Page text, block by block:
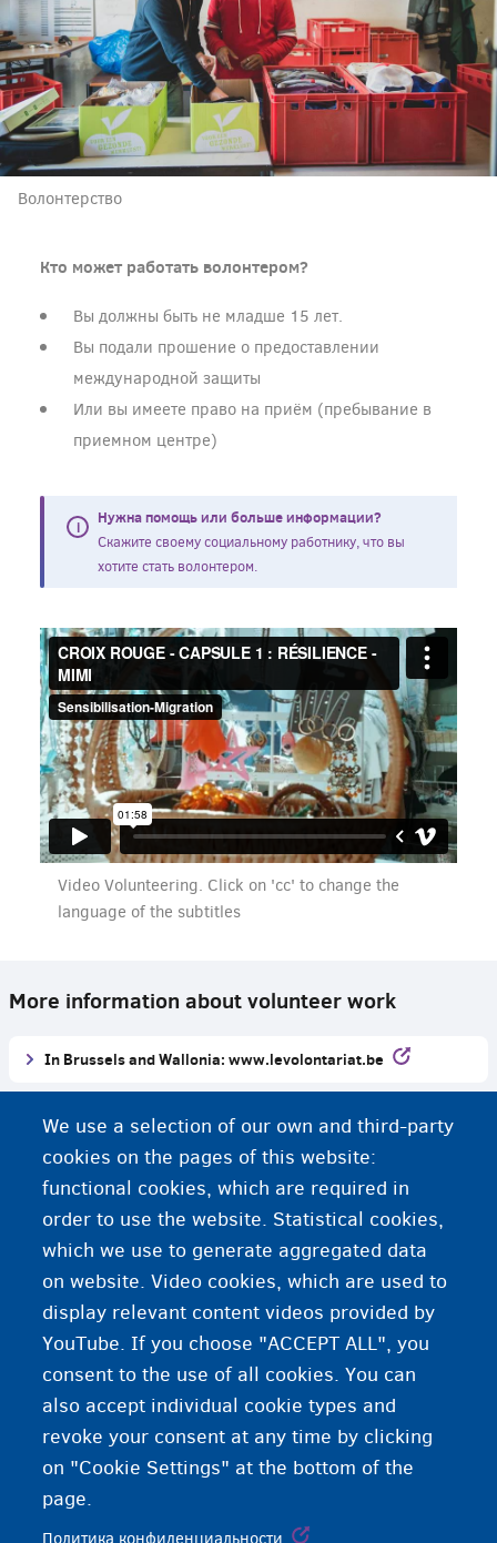
Волонтерство
Кто может работать волонтером?
Вы должны быть не младше 15 лет.
Вы подали прошение о предоставлении
международной защиты
Или вы имеете право на приём (пребывание в
приемном центре)
Нужна помощь или больше информации?
Скажите своему социальному работнику, что вы
хотите стать волонтером.
Video Volunteering. Click on 'cc' to change the
language of the subtitles
More information about volunteer work
In Brussels and Wallonia: www.levolontariat.be
In Flanders: www.refuinterim.be
Дополнительная информация
Зарабатывать деньги
We use a selection of our own and third-party
cookies on the pages of this website:
functional cookies, which are required in
order to use the website. Statistical cookies,
which we use to generate aggregated data
on website. Video cookies, which are used to
display relevant content videos provided by
YouTube. If you choose "ACCEPT ALL", you
consent to the use of all cookies. You can
also accept individual cookie types and
revoke your consent at any time by clicking
on "Cookie Settings" at the bottom of the
page.
Политика конфиденциальности